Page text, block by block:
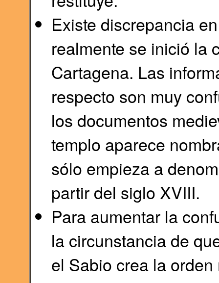
Existe discrepancia
realmente se inició la
Cartagena. Las
respecto son muy
los documentos
templo aparece
sólo empieza a
partir del siglo XVIII.
Para aumentar la
la circunstancia de
el Sabio crea la